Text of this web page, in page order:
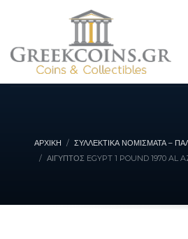
ΑΡΧΙΚΉ ΣΥΛΛΕΚΤΙΚΆ ΝΟΜΊΣΜΑΤΑ –
ΑΊΓΥΠΤΟΣ EGYPT 1 POUND 1970 AL